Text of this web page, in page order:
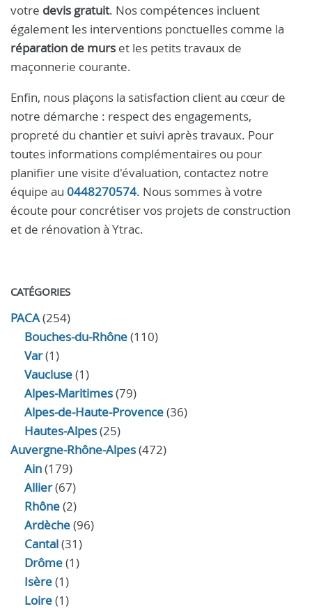
votre devis gratuit. Nos compétences incluent
également les interventions ponctuelles comme la
réparation de murs et les petits travaux de
maçonnerie courante.
Enfin, nous plaçons la satisfaction client au cœur de
notre démarche : respect des engagements,
propreté du chantier et suivi après travaux. Pour
toutes informations complémentaires ou pour
planifier une visite d'évaluation, contactez notre
équipe au 0448270574. Nous sommes à votre
écoute pour concrétiser vos projets de construction
et de rénovation à Ytrac.
CATÉGORIES
PACA(254)
Bouches-du-Rhône(110)
Var(1)
Vaucluse(1)
Alpes-Maritimes(79)
Alpes-de-Haute-Provence(36)
Hautes-Alpes(25)
Auvergne-Rhône-Alpes(472)
Ain(179)
Allier(67)
Rhône(2)
Ardèche(96)
Cantal(31)
Drôme(1)
Isère(1)
Loire(1)